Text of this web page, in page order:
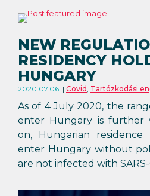
NEW
RESIDENCY
HUNGARY
2020.07.06. Covid, Tartózkodási
As of 4 July 2020, the
enter Hungary is further
on, Hungarian
enter Hungary without
are not infected with SARS-